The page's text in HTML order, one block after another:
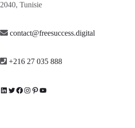
2040, Tunisie
contact@freesuccess.digital
+216 27 035 888